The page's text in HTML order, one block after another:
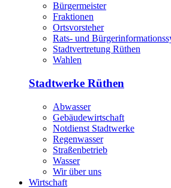
Bürgermeister
Fraktionen
Ortsvorsteher
Rats- und
Stadtvertretung Rüthen
Wahlen
Stadtwerke Rüthen
Abwasser
Gebäudewirtschaft
Notdienst Stadtwerke
Regenwasser
Straßenbetrieb
Wasser
Wir über uns
Wirtschaft